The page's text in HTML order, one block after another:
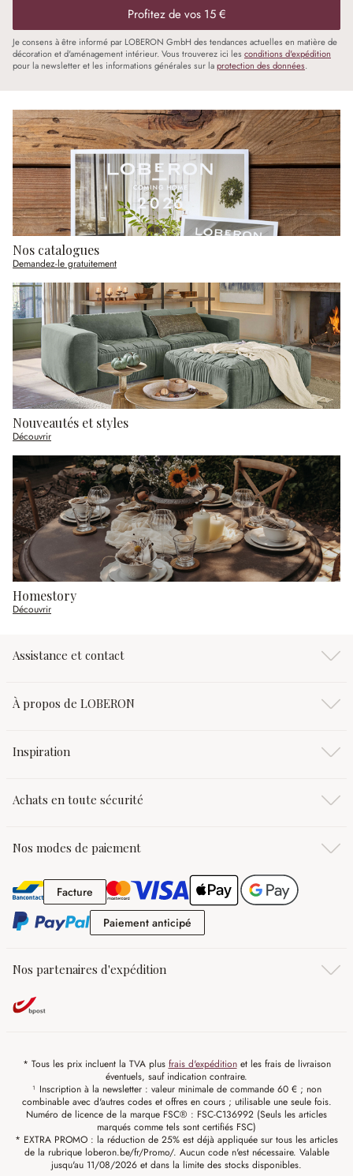
Profitez de vos 15 €
Je consens à être informé par LOBERON GmbH des tendances actuelles en matière de
décoration et d'aménagement intérieur. Vous trouverez ici les conditions d'expédition
pour la newsletter et les informations générales sur laprotection des données.
Nos catalogues
Demandez-le gratuitement
Nouveautés et styles
Découvrir
Homestory
Découvrir
Assistance et contact
À propos de LOBERON
Inspiration
Achats en toute sécurité
Nos modes de paiement
FactureFacture
Paiement anticipé
Nos partenaires d'expédition
* Tous les prix incluent la TVA plus frais d'expéditionet les frais de livraison
éventuels, sauf indication contraire.
¹ Inscription à la newsletter : valeur minimale de commande 60 € ; non
combinable avec d'autres codes et offres en cours ; utilisable une seule fois.
Numéro de licence de la marque FSC® : FSC-C136992 (Seuls les articles
marqués comme tels sont certifiés FSC)
* EXTRA PROMO : la réduction de 25% est déjà appliquée sur tous les articles
de la rubrique loberon.be/fr/Promo/. Aucun code n'est nécessaire. Valable
jusqu'au 11/08/2026 et dans la limite des stocks disponibles.